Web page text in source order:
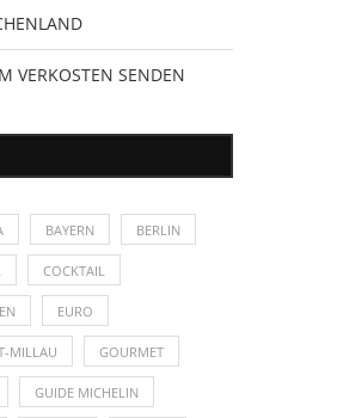
VERKOSTEN SENDEN
BAYERN BERLIN
COCKTAIL
EURO
MILLAU GOURMET
GUIDE MICHELIN